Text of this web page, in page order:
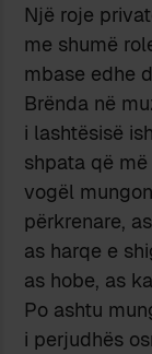
Një roje
me shumë
mbase edhe
Brënda në
i lashtësisë
shpata që
vogël
përkrenare,
as harqe e
as hobe, as
Po ashtu
i perjudhës